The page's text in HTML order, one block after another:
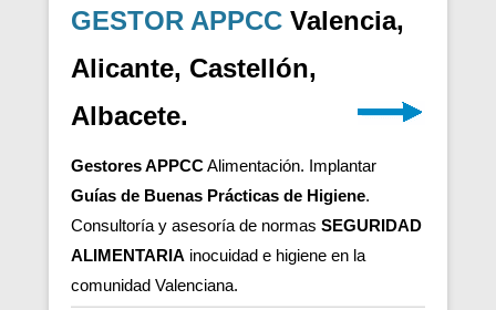
GESTOR APPCC Valencia,
Alicante, Castellón,
Albacete.
Gestores APPCCAlimentación. Implantar
Guías de Buenas Prácticas de Higiene.
Consultoría y asesoría de normas SEGURIDAD
ALIMENTARIA inocuidad e higiene en la
comunidad Valenciana.